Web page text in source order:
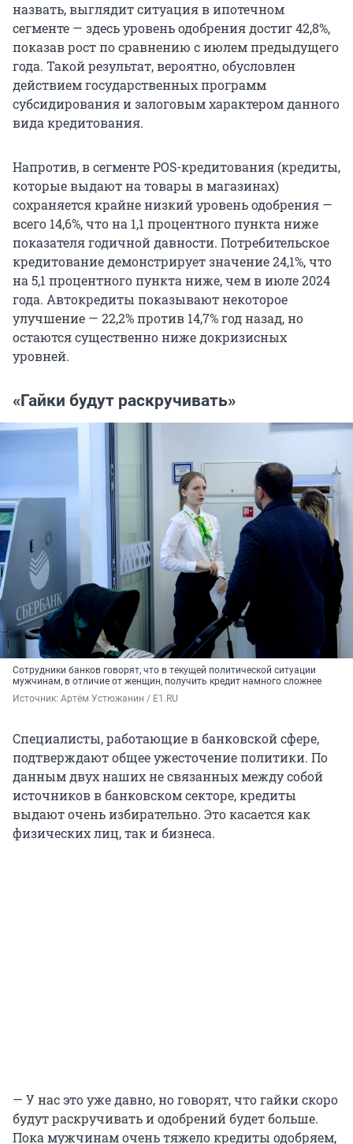
назвать, выглядит ситуация в ипотечном
сегменте — здесь уровень одобрения достиг 42,8%,
показав рост по сравнению с июлем предыдущего
года. Такой результат, вероятно, обусловлен
действием государственных программ
субсидирования и залоговым характером данного
вида кредитования.
Напротив, в сегменте POS-кредитования (кредиты,
которые выдают на товары в магазинах)
сохраняется крайне низкий уровень одобрения —
всего 14,6%, что на 1,1 процентногопункта ниже
показателя годичной давности. Потребительское
кредитование демонстрирует значение 24,1%, что
на5,1 процентногопункта ниже, чем в июле 2024
года. Автокредиты показывают некоторое
улучшение — 22,2% против 14,7% год назад, но
остаются существенно ниже докризисных
уровней.
«Гайки будут раскручивать»
Сотрудники банков говорят, что в текущей политической ситуации
мужчинам, в отличие от женщин, получить кредит намного сложнее
Источник: Артём Устюжанин / E1.RU
Специалисты, работающие в банковской сфере,
подтверждают общее ужесточение политики. По
данным двух наших не связанных между собой
источников в банковском секторе, кредиты
выдают очень избирательно. Это касается как
физических лиц, так и бизнеса.
— У нас это уже давно, но говорят, что гайки скоро
будут раскручивать и одобрений будет больше.
Пока мужчинам очень тяжело кредиты одобряем,